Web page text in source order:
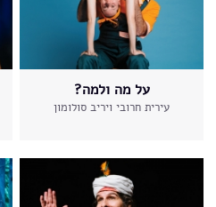
על מה ולמה?
עירית חרובי ויריב סולומון